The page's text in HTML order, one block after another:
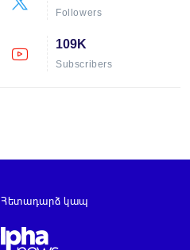
Followers
109K
Subscribers
Հետադարձ կապ